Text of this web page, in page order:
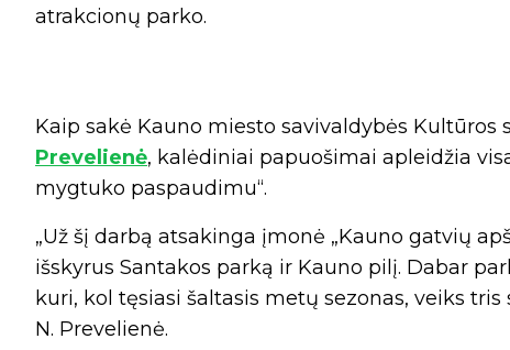
atrakcionų parko.
Kaip sakė Kauno miesto savivaldybės Kultūros
Prevelienė, kalėdiniai papuošimai apleidžia
mygtuko paspaudimu“.
„Už šį darbą atsakinga įmonė „Kauno gatvių
išskyrus Santakos parką ir Kauno pilį. Dabar
kuri, kol tęsiasi šaltasis metų sezonas, veiks
N. Prevelienė.